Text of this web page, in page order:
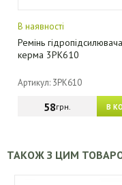
В наявності
Ремінь гідропідсилювача
керма 3PK610
Артикул: 3PK610
В
58грн.
ТАКОЖ З ЦИМ